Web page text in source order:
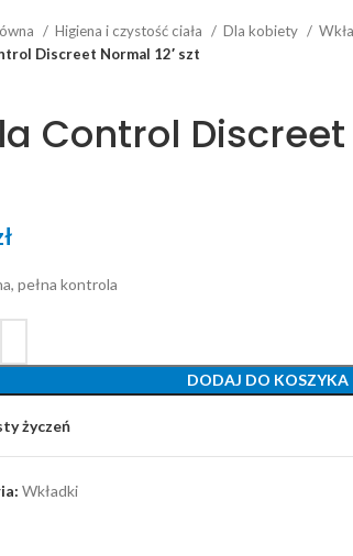
Higiena i czystość ciała Dla kobiety
Discreet Normal 12′ szt
Control Discreet
pełna kontrola
DODAJ DO KOSZYKA
życzeń
Wkładki